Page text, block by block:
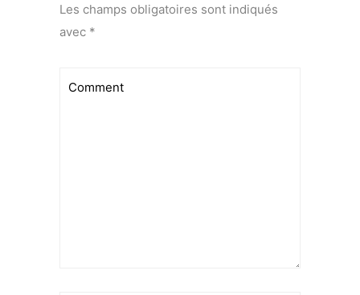
Les champs obligatoires sont indiqués
avec *